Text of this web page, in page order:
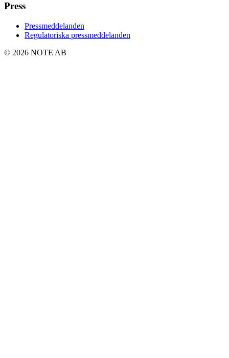
Press
Pressmeddelanden
Regulatoriska pressmeddelanden
© 2026 NOTE AB